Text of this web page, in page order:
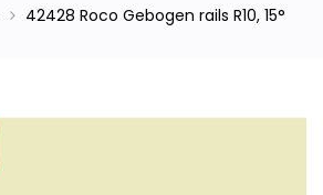
42428 Roco Gebogen rails R10, 15°